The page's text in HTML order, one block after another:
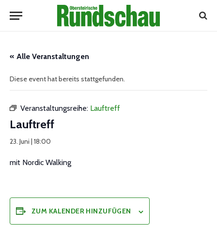
« Alle Veranstaltungen
Diese event hat bereits stattgefunden.
Veranstaltungsreihe: Lauftreff
Lauftreff
23. Juni | 18:00
mit Nordic Walking
ZUM KALENDER HINZUFÜGEN